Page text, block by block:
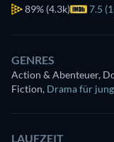
89% (4.3k) 7.5
GENRES
Action & Abenteuer,
Fiction, Drama für
LAUFZEIT